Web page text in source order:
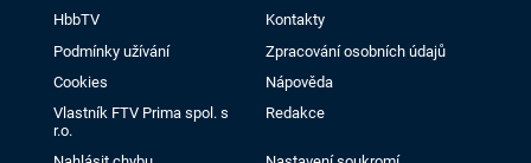
HbbTV
Kontakty
Podmínky užívání
Zpracování osobních údajů
Cookies
Nápověda
Vlastník FTV Prima spol. s
r.o.
Redakce